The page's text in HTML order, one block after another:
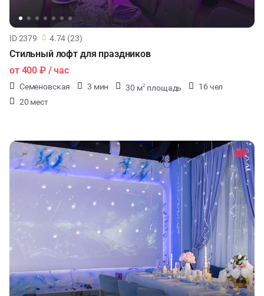
ID 2379 4.74 (23)
Стильный лофт для праздников
от 400 ₽/ час
Семеновская 3 мин 30 м2 площадь
16 чел
20 мест